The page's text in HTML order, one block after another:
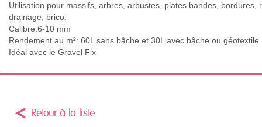
Utilisation pour massifs, arbres, arbustes, plates bandes, bordures,
drainage, brico.
Calibre:6-10 mm
Rendement au m²: 60L sans bâche et 30L avec bâche ou géotextile
Idéal avec le Gravel Fix
Retour à la liste